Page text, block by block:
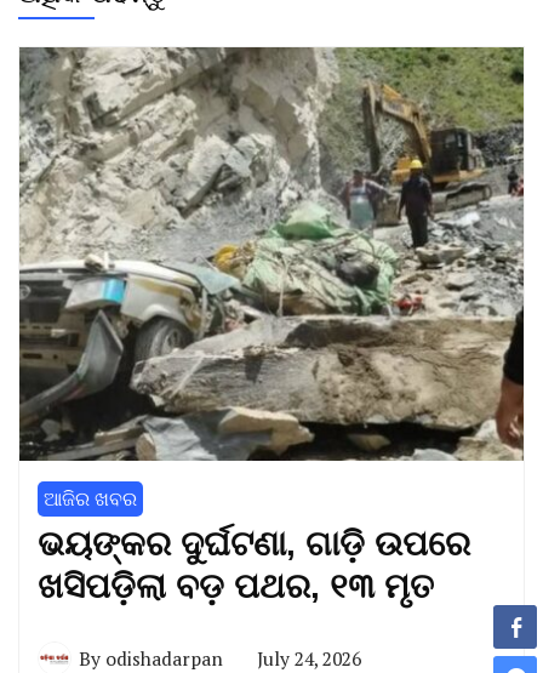
ଆଜିର ଖବର
ଭୟଙ୍କର ଦୁର୍ଘଟଣା, ଗାଡ଼ି ଉପରେ
ଖସିପଡ଼ିଲା ବଡ଼ ପଥର, ୧୩ ମୃତ
By odishadarpan July 24, 2026